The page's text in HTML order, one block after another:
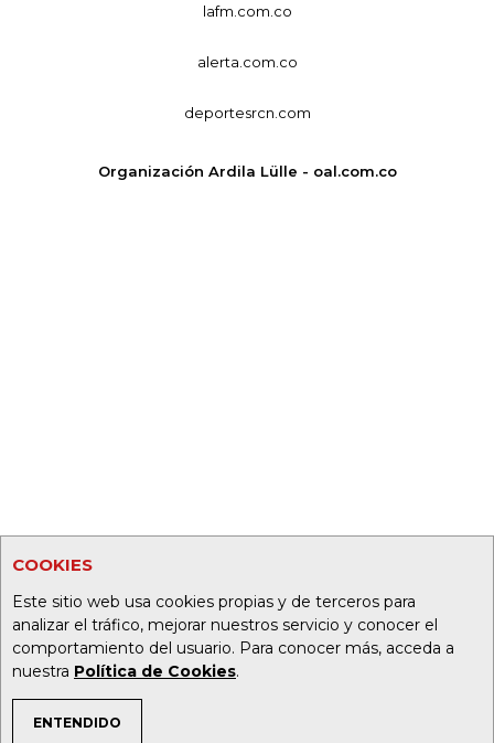
COOKIES
Este sitio web usa cookies propias y de terceros para
analizar el tráfico, mejorar nuestros servicio y conocer el
comportamiento del usuario. Para conocer más, acceda a
nuestra Política de Cookies.
ENTENDIDO
lafm.com.co
alerta.com.co
deportesrcn.com
Organización Ardila Lülle - oal.com.co